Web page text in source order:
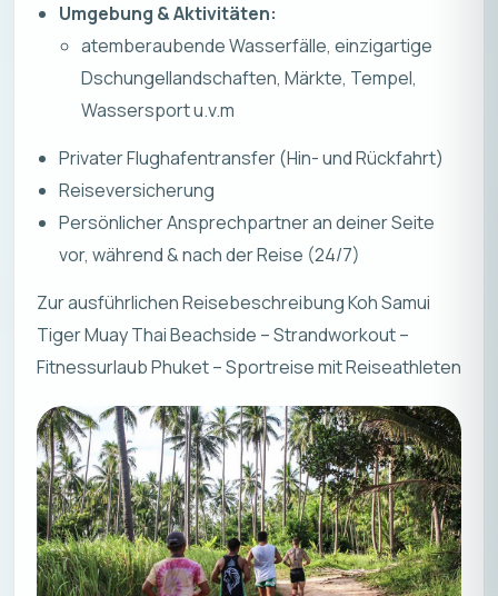
Umgebung & Aktivitäten:
atemberaubende Wasserfälle, einzigartige
Dschungellandschaften, Märkte, Tempel,
Wassersport u.v.m
Privater Flughafentransfer (Hin- und Rückfahrt)
Reiseversicherung
Persönlicher Ansprechpartner an deiner Seite
vor, während & nach der Reise (24/7)
Zur ausführlichen Reisebeschreibung Koh Samui
Tiger Muay Thai Beachside – Strandworkout –
Fitnessurlaub Phuket – Sportreise mit Reiseathleten